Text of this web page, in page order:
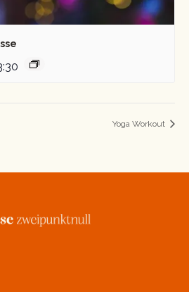
Yoga Workout